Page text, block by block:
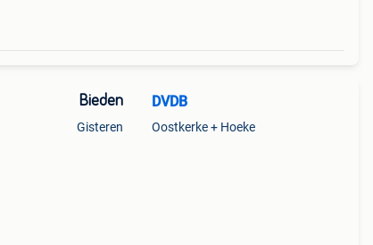
Bieden
Gisteren
DVDB
Oostkerke + Hoeke